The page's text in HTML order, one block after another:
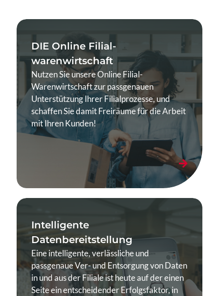
DIE Online Filial­
warenwirtschaft
Nutzen Sie unsere Online Filial-
Warenwirtschaft zur passgenauen
Unterstützung Ihrer Filialprozesse, und
schaffen Sie damit Freiräume für die Arbeit
mit Ihren Kunden!
Intelligente
Datenbereitstellung
Eine intelligente, verlässliche und
passgenaue Ver- und Entsorgung von Daten
in und aus der Filiale ist heute auf der einen
Seite ein entscheidender Erfolgsfaktor, in